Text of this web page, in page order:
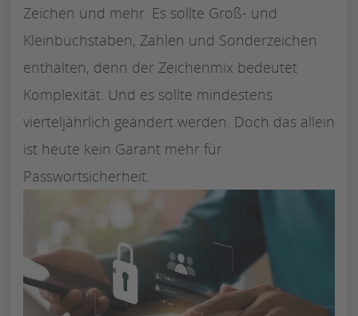
Zeichen und mehr. Es sollte Groß- und
Kleinbuchstaben, Zahlen und Sonderzeichen
enthalten, denn der Zeichenmix bedeutet
Komplexität. Und es sollte mindestens
vierteljährlich geändert werden. Doch das allein
ist heute kein Garant mehr für
Passwortsicherheit.